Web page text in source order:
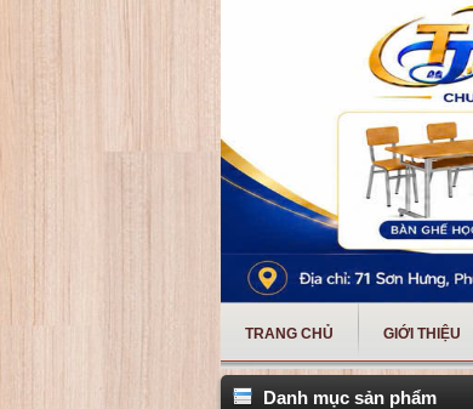
TRANG CHỦ GIỚI THIỆU
Danh mục sản phẩm